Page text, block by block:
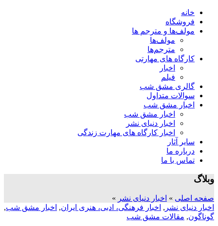
خانه
فروشگاه
مولف‌ها و مترجم ها
مولف‌ها
مترجم‌ها
کارگاه های مهارتی
اخبار
فیلم
گالری مشق شب
سوالات متداول
اخبار مشق شب
اخبار مشق شب
اخبار دنیای نشر
اخبار کارگاه های مهارت زندگی
سایر آثار
درباره ما
تماس با ما
وبلاگ
صفحه اصلی » اخبار دنیای نشر »
اخبار دنیای نشر , اخبار فرهنگی، ادبی، هنری ایران, اخبار مشق شب,
گوناگون, مقالات مشق شب